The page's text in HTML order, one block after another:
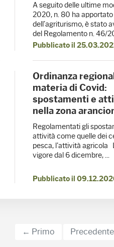
A seguito delle ultime
2020, n. 80 ha
dell’agriturismo, è stato
del Regolamento n. 46/
Pubblicato il
Ordinanza
materia di Covid:
spostamenti e
nella zona
Regolamentati gli
attività come quelle dei
pesca, l'attività agricola
vigore dal 6 dicembre, ...
Pubblicato il
← Primo Precedente